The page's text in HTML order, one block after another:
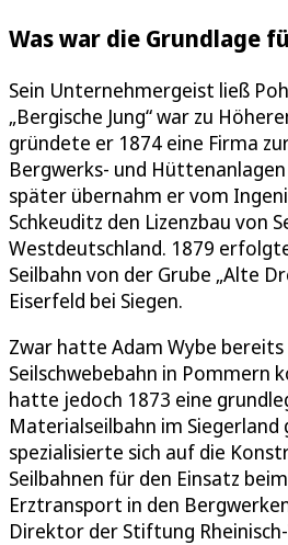
Was war die Grundlage
Sein Unternehmergeist ließ
„Bergische Jung“ war zu
gründete er 1874 eine Firma
Bergwerks- und Hüttenanlagen
später übernahm er vom
Schkeuditz den Lizenzbau von
Westdeutschland. 1879
Seilbahn von der Grube „Alte
Eiserfeld bei Siegen.
Zwar hatte Adam Wybe
Seilschwebebahn in Pommern
hatte jedoch 1873 eine
Materialseilbahn im Siegerland
spezialisierte sich auf die
Seilbahnen für den Einsatz
Erztransport in den
Direktor der Stiftung